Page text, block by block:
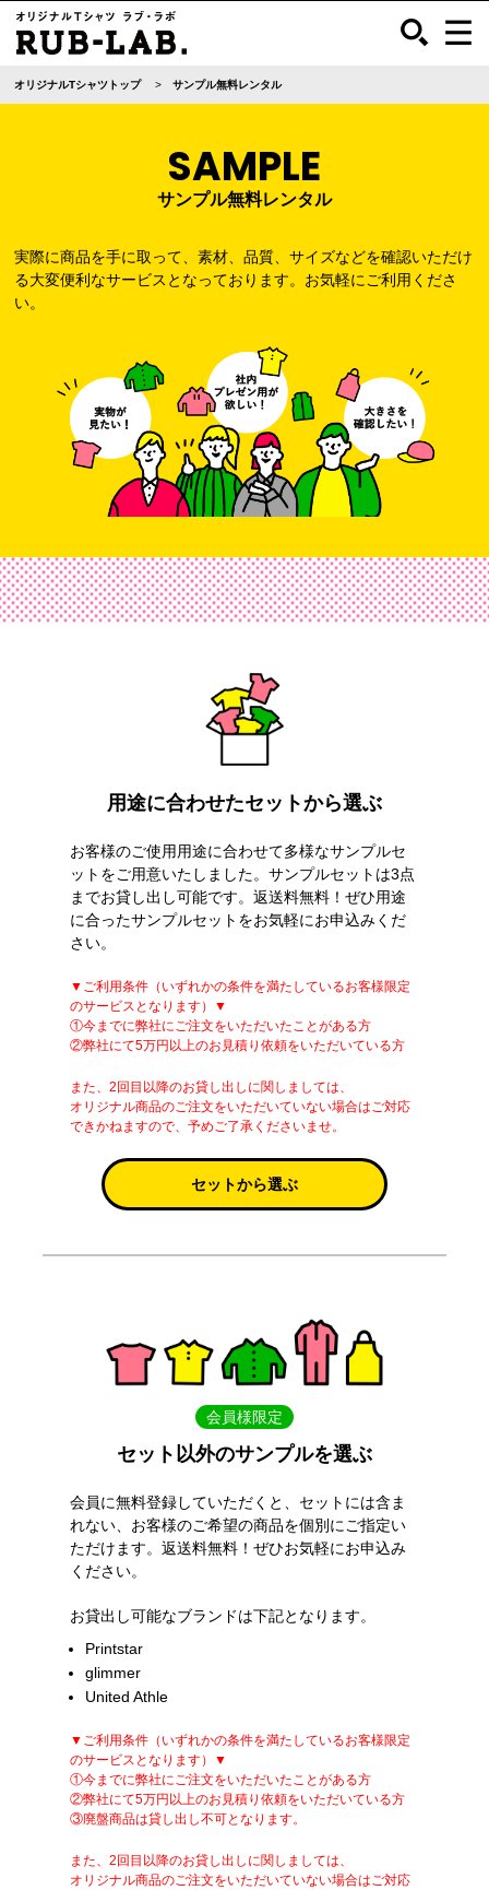
オリジナルTシャツトップ サンプル無料レンタル
SAMPLE
サンプル無料レンタル
実際に商品を手に取って、素材、品質、サイズなどを確認いただけ
る大変便利なサービスとなっております。 お気軽にご利用くださ
い。
用途に合わせたセットから選ぶ
お客様のご使用用途に合わせて多様なサンプルセ
ットをご用意いたしました。サンプルセットは3点
までお貸し出し可能です。返送料無料！ぜひ用途
に合ったサンプルセットをお気軽にお申込みくだ
さい。
▼ご利用条件（いずれかの条件を満たしているお客様限定
のサービスとなります）▼
①今までに弊社にご注文をいただいたことがある方
②弊社にて5万円以上のお見積り依頼をいただいている方
また、2回目以降のお貸し出しに関しましては、
オリジナル商品のご注文をいただいていない場合はご対応
できかねますので、予めご了承くださいませ。
セットから選ぶ
会員様限定
セット以外のサンプルを選ぶ
会員に無料登録していただくと、セットには含ま
れない、お客様のご希望の商品を個別にご指定い
ただけます。返送料無料！ぜひお気軽にお申込み
ください。
お貸出し可能なブランドは下記となります。
Printstar
glimmer
United Athle
▼ご利用条件（いずれかの条件を満たしているお客様限定
のサービスとなります）▼
①今までに弊社にご注文をいただいたことがある方
②弊社にて5万円以上のお見積り依頼をいただいている方
③廃盤商品は貸し出し不可となります。
また、2回目以降のお貸し出しに関しましては、
オリジナル商品のご注文をいただいていない場合はご対応